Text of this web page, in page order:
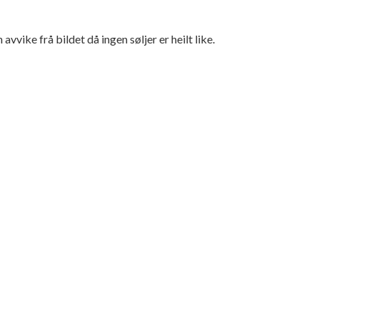
avvike frå bildet då ingen søljer er heilt like.